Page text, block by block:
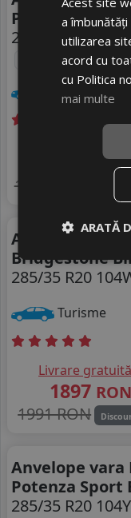
Potenza Sport
285/35 R20
Turisme
Livrare
RON
1747 RON
Anvelope iarna
Bridgestone
285/35 R20
Turisme
Livrare
1897 RON
1991 RON
Anvelope
Potenza Sport
285/35 R20 104Y
a
utilizarea
acord cu
cu Politica
mai multe
ARATĂ